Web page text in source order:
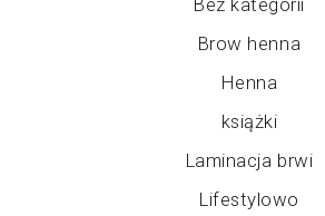
Brow henna
Henna
książki
Laminacja brwi
Lifestylowo